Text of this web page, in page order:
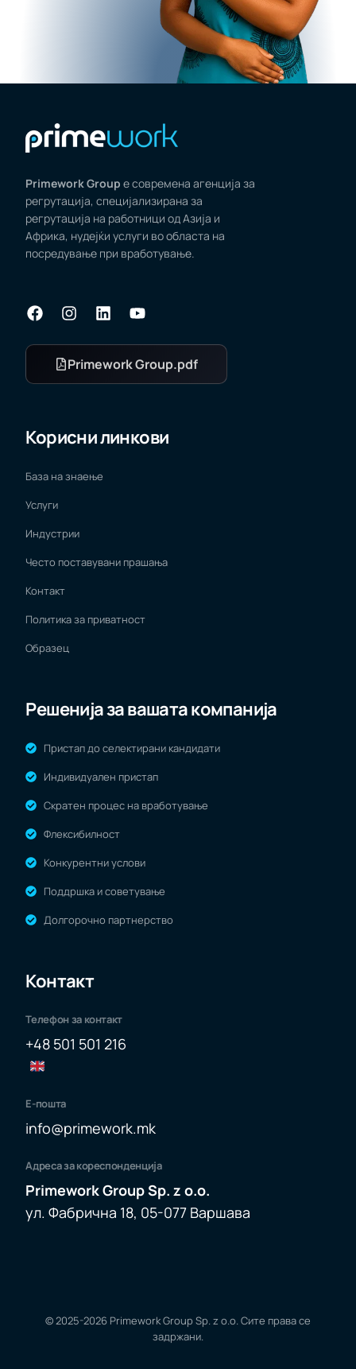
Primework Group е современа агенција за
регрутација, специјализирана за
регрутација на работници од Азија и
Африка, нудејќи услуги во областа на
посредување при вработување.
Primework Group.pdf
Корисни линкови
База на знаење
Услуги
Индустрии
Често поставувани прашања
Контакт
Политика за приватност
Образец
Решенија за вашата компанија
Пристап до селектирани кандидати
Индивидуален пристап
Скратен процес на вработување
Флексибилност
Конкурентни услови
Поддршка и советување
Долгорочно партнерство
Контакт
Телефон за контакт
+48 501 501 216
Е-пошта
info@primework.mk
Адреса за кореспонденција
Primework Group Sp. z o.o.
ул. Фабрична 18, 05-077 Варшава
© 2025-2026 Primework Group Sp. z o.o.Сите права се
задржани.
форма